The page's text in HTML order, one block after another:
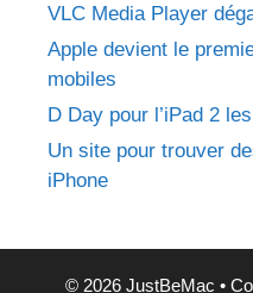
VLC Media Player
Apple devient le
mobiles
D Day pour l’iPad 2
Un site pour trouver
iPhone
© 2026 JustBeMac •